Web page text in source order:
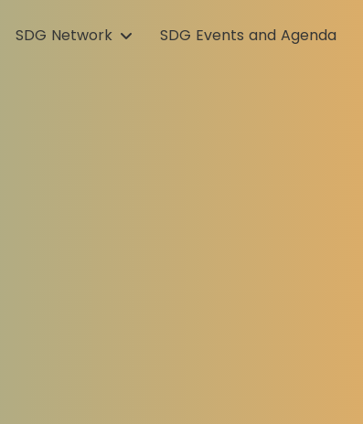
SDG Network SDG Events and Agenda